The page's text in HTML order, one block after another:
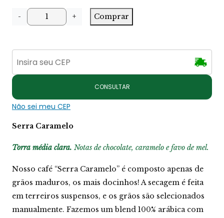
-
a
m
l
o
&
e
r
d
a
s
l
o
+ Comprar
CONSULTAR
Não sei meu CEP
Serra Caramelo
Torra média clara. Notas de chocolate, caramelo e favo de mel.
Nosso café “Serra Caramelo” é composto apenas de
grãos maduros, os mais docinhos! A secagem é feita
em terreiros suspensos, e os grãos são selecionados
manualmente. Fazemos um blend 100% arábica com